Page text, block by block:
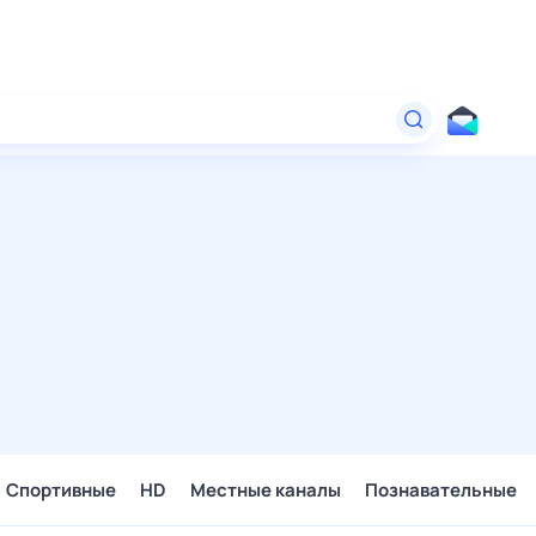
Спортивные HD Местные каналы Познавательные